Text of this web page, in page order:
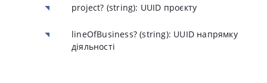
project? (string): UUID проєкту
lineOfBusiness? (string): UUID напрямку
діяльності